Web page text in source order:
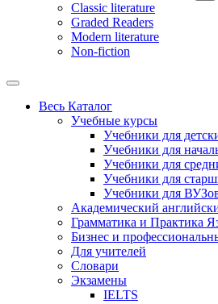
Classic literature
Graded Readers
Modern literature
Non-fiction
Весь Каталог
Учебные курсы
Учебники для
Учебники для
Учебники для
Учебники для
Учебники для
Академический
Грамматика и Практика
Бизнес и
Для учителей
Словари
Экзамены
IELTS